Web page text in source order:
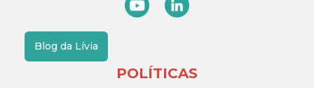
Blog da Lívia
POLÍTICAS